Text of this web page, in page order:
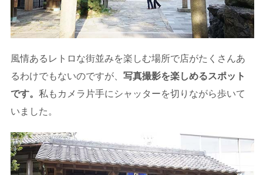
風情あるレトロな街並みを楽しむ場所で店がたくさんあ
るわけでもないのですが、 写真撮影を楽しめるスポット
です。 私もカメラ片手にシャッターを切りながら歩いて
いました。